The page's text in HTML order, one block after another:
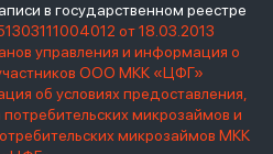
в государственном реестре
от 18.03.2013
управления и информация о
участников ООО МКК «ЦФГ»
об условиях предоставления,
потребительских микрозаймов и
микрозаймов МКК